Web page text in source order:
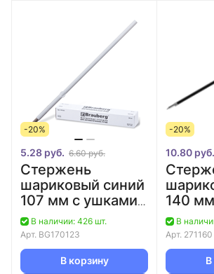
-20%
5.28 руб. 6.60 руб.
Стержень
шариковый синий
107 мм с ушками
евронаконечник
BRAUBERG/20
В наличии: 426 шт.
Арт. BG170123
В корзину
-20%
10.80 руб.
140
"W-
мм/
В
Арт. 271160
В